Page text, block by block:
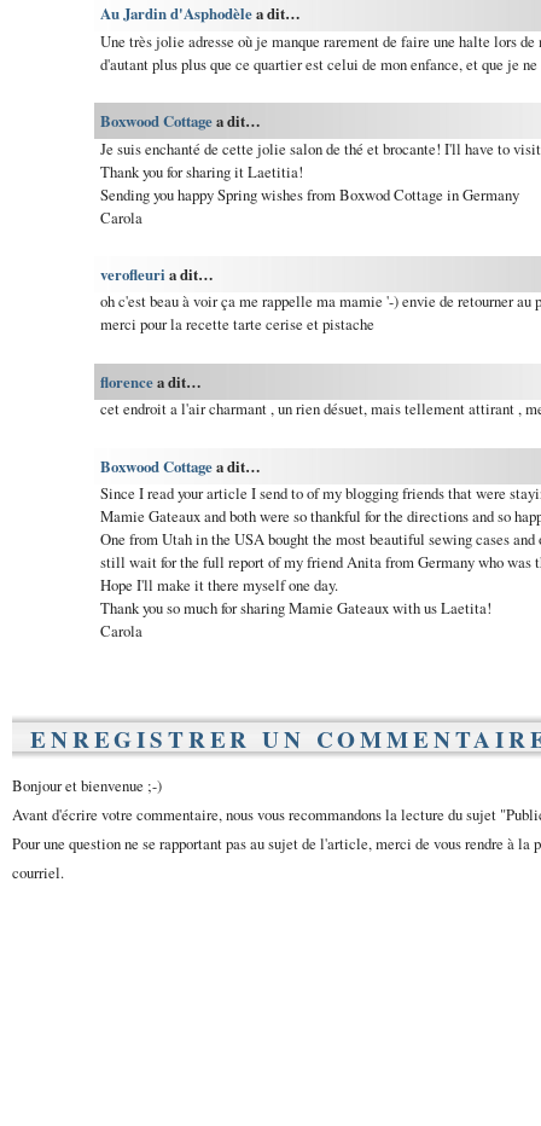
Au Jardin d'Asphodèlea dit…
Une très jolie adresse où je manque rarement de faire une halte lors de
d'autant plus plus que ce quartier est celui de mon enfance, et que je
Boxwood Cottagea dit…
Je suis enchanté de cette jolie salon de thé et brocante! I'll have to
Thank you for sharing it Laetitia!
Sending you happy Spring wishes from Boxwod Cottage in Germany
Carola
verofleuri a dit…
oh c'est beau à voir ça me rappelle ma mamie '-) envie de retourner au
merci pour la recette tarte cerise et pistache
florencea dit…
cet endroit a l'air charmant , un rien désuet, mais tellement attirant ,
Boxwood Cottagea dit…
Since I read your article I send to of my blogging friends that were
Mamie Gateaux and both were so thankful for the directions and so
One from Utah in the USA bought the most beautiful sewing cases
still wait for the full report of my friend Anita from Germany who was
Hope I'll make it there myself one day.
Thank you so much for sharing Mamie Gateaux with us Laetita!
Carola
ENREGISTRER UN
Bonjour et bienvenue ;-)
Avant d'écrire votre commentaire, nous vous recommandons la lecture du sujet
Pour une question ne se rapportant pas au sujet de l'article, merci de vous rendre à la
courriel.